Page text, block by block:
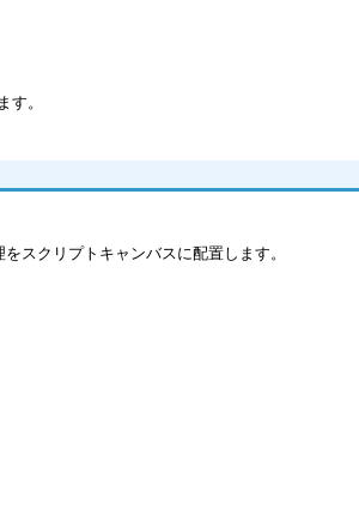
す。
スクリプトキャンバスに配置します。